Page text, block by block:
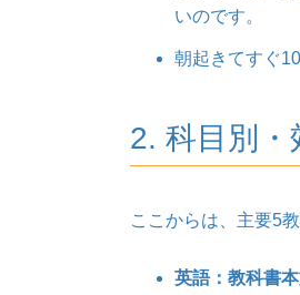
いのです。
朝起きてすぐ
2. 科目別・
ここからは、主要5
英語：教科書